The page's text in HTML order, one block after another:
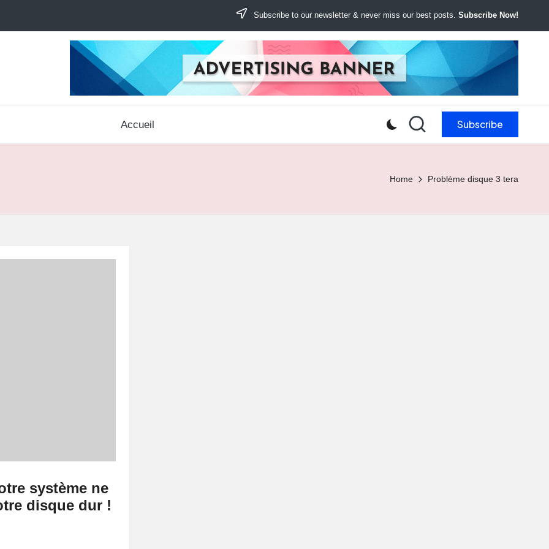
Subscribe to our newsletter & never miss our best posts. Subscribe Now!
Accueil Subscribe
Home Problème disque 3 tera
système ne
disque dur !